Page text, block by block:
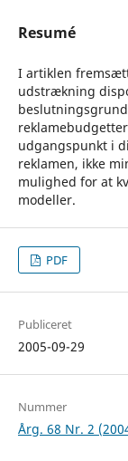
Resumé
I artiklen
udstrækning
udgangspunkt i
reklamen, ikke
mulighed for at
modeller.
PDF
Publiceret
2005-09-29
Nummer
Årg. 68 Nr. 2